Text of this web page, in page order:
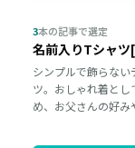
3本の記事で選定
名前入りTシャ
シンプルで飾らな
ツ。おしゃれ着と
め、お父さんの好み